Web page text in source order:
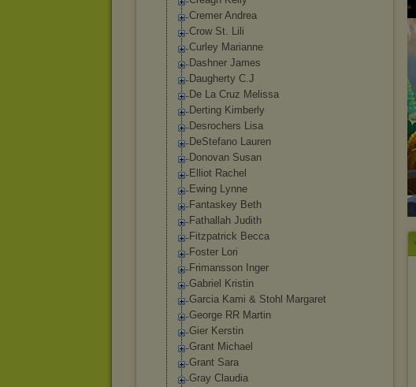
Cremer Andrea
Crow St. Lili
Curley Marianne
Dashner James
Daugherty C.J
De La Cruz Melissa
Derting Kimberly
Desrochers Lisa
DeStefano Lauren
Donovan Susan
Elliot Rachel
Ewing Lynne
Fantaskey Beth
Fathallah Judith
Fitzpatrick Becca
Foster Lori
Frimansson Inger
Gabriel Kristin
Garcia Kami & Stohl Margaret
George RR Martin
Gier Kerstin
Grant Michael
Grant Sara
Gray Claudia